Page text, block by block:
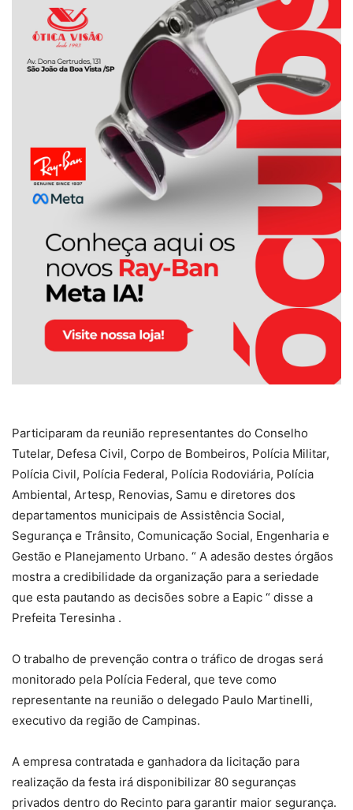
Participaram da reunião representantes do Conselho
Tutelar, Defesa Civil, Corpo de Bombeiros, Polícia Militar,
Polícia Civil, Polícia Federal, Polícia Rodoviária, Polícia
Ambiental, Artesp, Renovias, Samu e diretores dos
departamentos municipais de Assistência Social,
Segurança e Trânsito, Comunicação Social, Engenharia e
Gestão e Planejamento Urbano. “ A adesão destes órgãos
mostra a credibilidade da organização para a seriedade
que esta pautando as decisões sobre a Eapic “ disse a
Prefeita Teresinha .
O trabalho de prevenção contra o tráfico de drogas será
monitorado pela Polícia Federal, que teve como
representante na reunião o delegado Paulo Martinelli,
executivo da região de Campinas.
A empresa contratada e ganhadora da licitação para
realização da festa irá disponibilizar 80 seguranças
privados dentro do Recinto para garantir maior segurança.